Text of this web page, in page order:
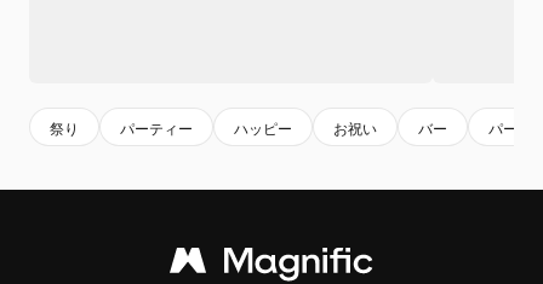
祭り パーティー ハッピー お祝い バー パーテ